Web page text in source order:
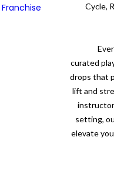
Cycle,
curated
drops that
lift and
setting,
elevate
Franchise